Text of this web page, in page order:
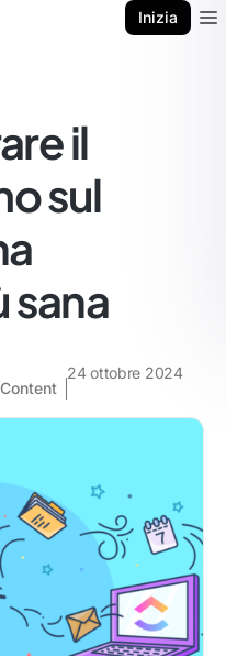
Inizia
il
sul
sana
24 ottobre 2024